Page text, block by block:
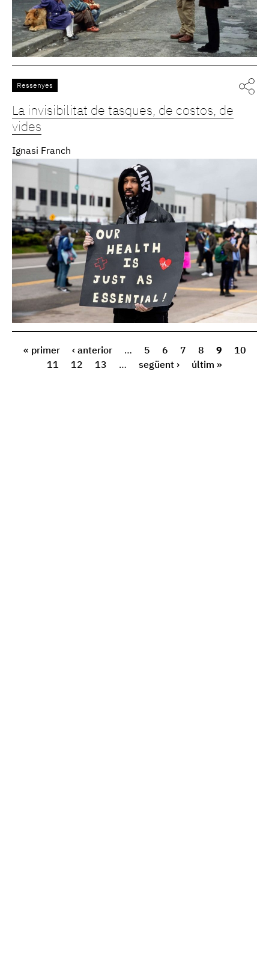
Ressenyes
La invisibilitat de tasques, de costos, de
vides
Ignasi Franch
« primer ‹ anterior … 5 6 7 8 9
10
11
12 13 … següent › últim »